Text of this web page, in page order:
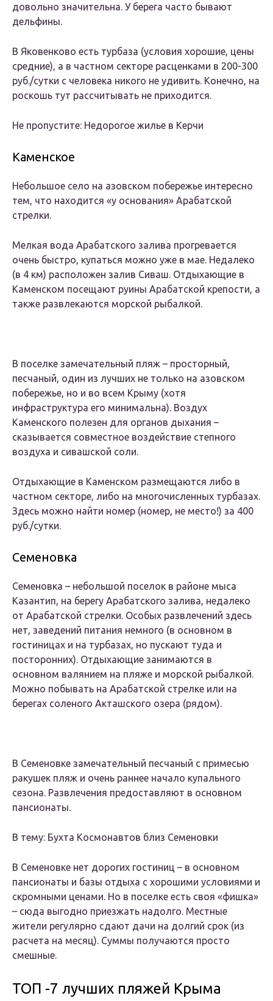
довольно значительна. У берега часто бывают
дельфины.
В Яковенково есть турбаза (условия хорошие, цены
средние), а в частном секторе расценками в 200-300
руб./сутки с человека никого не удивить. Конечно, на
роскошь тут рассчитывать не приходится.
Не пропустите: Недорогое жилье в Керчи
Каменское
Небольшое село на азовском побережье интересно
тем, что находится «у основания» Арабатской
стрелки.
Мелкая вода Арабатского залива прогревается
очень быстро, купаться можно уже в мае. Недалеко
(в 4 км) расположен залив Сиваш. Отдыхающие в
Каменском посещают руины Арабатской крепости, а
также развлекаются морской рыбалкой.
В поселке замечательный пляж – просторный,
песчаный, один из лучших не только на азовском
побережье, но и во всем Крыму (хотя
инфраструктура его минимальна). Воздух
Каменского полезен для органов дыхания –
сказывается совместное воздействие степного
воздуха и сивашской соли.
Отдыхающие в Каменском размещаются либо в
частном секторе, либо на многочисленных турбазах.
Здесь можно найти номер (номер, не место!) за 400
руб./сутки.
Семеновка
Семеновка – небольшой поселок в районе мыса
Казантип, на берегу Арабатского залива, недалеко
от Арабатской стрелки. Особых развлечений здесь
нет, заведений питания немного (в основном в
гостиницах и на турбазах, но пускают туда и
посторонних). Отдыхающие занимаются в
основном валянием на пляже и морской рыбалкой.
Можно побывать на Арабатской стрелке или на
берегах соленого Акташского озера (рядом).
В Семеновке замечательный песчаный с примесью
ракушек пляж и очень раннее начало купального
сезона. Развлечения предоставляют в основном
пансионаты.
В тему: Бухта Космонавтов близ Семеновки
В Семеновке нет дорогих гостиниц – в основном
пансионаты и базы отдыха с хорошими условиями и
скромными ценами. Но в поселке есть своя «фишка»
– сюда выгодно приезжать надолго. Местные
жители регулярно сдают дачи на долгий срок (из
расчета на месяц). Суммы получаются просто
смешные.
ТОП -7 лучших пляжей Крыма